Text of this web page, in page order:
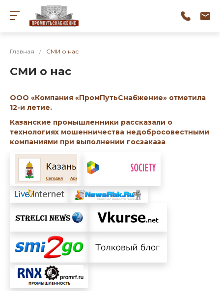
Главная / СМИ о нас
СМИ о нас
ООО «Компания «ПромПутьСнабжение» отметила
12-и летие.
Казанские промышленники рассказали о
технологиях мошенничества недобросовестными
компаниями при выполнении госзаказа